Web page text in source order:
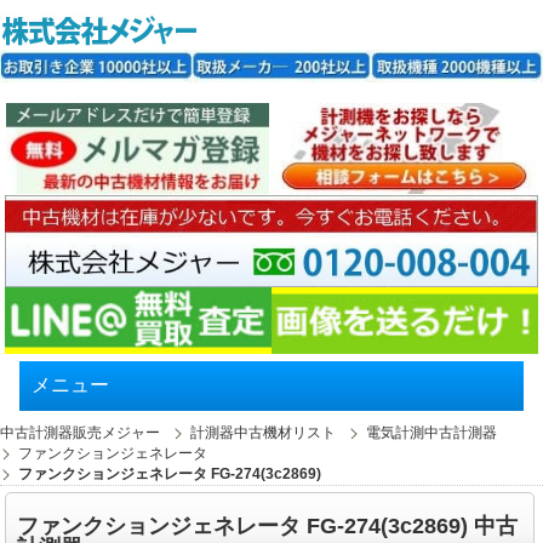
メニュー
中古計測器販売メジャー 計測器中古機材リスト
電気計測中古計測器
ファンクションジェネレータ
ファンクションジェネレータ FG-274(3c2869)
ファンクションジェネレータ FG-274(3c2869) 中古